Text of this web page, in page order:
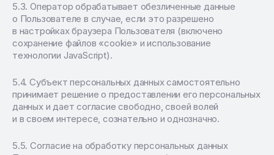
Оператор обрабатывает обезличенные данные
о Пользователе в случае, если это разрешено
в настройках браузера Пользователя (включено
сохранение файлов «cookie» и использование
технологии JavaScript).
Субъект персональных данных самостоятельно
принимает решение о предоставлении его персональных
данных и дает согласие свободно, своей волей
и в своем интересе, сознательно и однозначно.
Согласие на обработку персональных данных